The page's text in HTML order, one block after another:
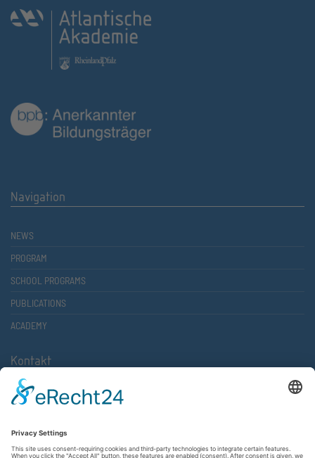
Navigation
NEWS
PROGRAM
SCHOOL PROGRAMS
PUBLICATIONS
ACADEMY
Kontakt
Atlantische Akademie Rheinland-Pfalz e.V.
67657 Kaiserslautern
FON 0631 36610-0